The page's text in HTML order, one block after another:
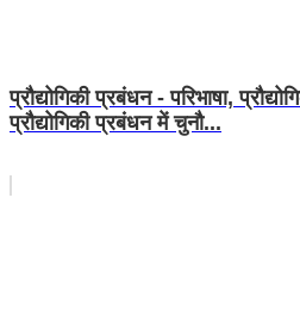
प्रौद्योगिकी प्रबंधन - परिभाषा,
प्रौद्योगिकी प्रबंधन में चुनौ...